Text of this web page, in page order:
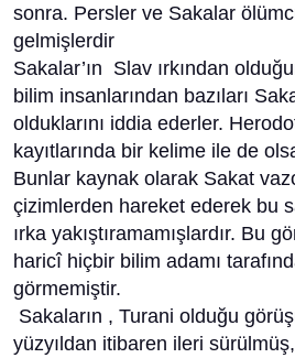
sonra. Persler ve Sakalar
gelmişlerdir
Sakalar’ın Slav ırkından
bilim insanlarından bazıları
olduklarını iddia ederler.
kayıtlarında bir kelime ile de
Bunlar kaynak olarak Sakat
çizimlerden hareket ederek bu
ırka yakıştıramamışlardır. Bu
haricî hiçbir bilim adamı
görmemiştir.
Sakaların , Turani olduğu
yüzyıldan itibaren ileri